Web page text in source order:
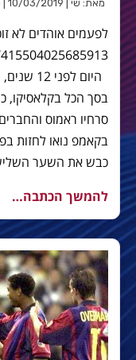
מאת: שי | 10/03/2019 | קטגוריה:
בסך הכל בקלאסיקו,
בקאמפ נואו לחזות
כבש את השער
להמשך הכתבה…